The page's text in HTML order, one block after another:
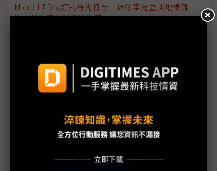
Micro LED最好的時光將至 錼創李允立談地緣難
題、AI百鏡大戰與矽光子⋯
Micro LED產能擴大爬升 台系設備廠銷售商機「百
倍跳躍」有望
難的一題」《It's 秀 TIME》Ft. 錼創李允立